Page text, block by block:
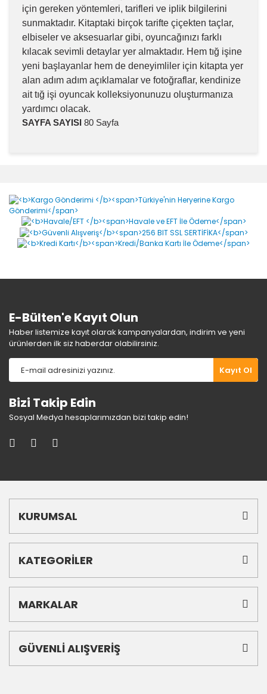
için gereken yöntemleri, tarifleri ve iplik bilgilerini
sunmaktadır. Kitaptaki birçok tarifte çiçekten taçlar,
elbiseler ve aksesuarlar gibi, oyuncağınızı farklı
kılacak sevimli detaylar yer almaktadır. Hem tığ işine
yeni başlayanlar hem de deneyimliler için kitapta yer
alan adım adım açıklamalar ve fotoğraflar, kendinize
ait tığ işi oyuncak kolleksiyonunuzu oluşturmanıza
yardımcı olacak.
SAYFA SAYISI 80 Sayfa
Yorum Yaz
Ürün resmi kalitesiz, bozuk veya görüntülenemiyor.
Ürün açıklamasında eksik bilgiler bulunuyor.
Ürün bilgilerinde hatalar bulunuyor.
E-Bülten'e Kayıt Olun
Haber listemize kayıt olarak kampanyalardan, indirim ve yeni
ürünlerden ilk siz haberdar olabilirsiniz.
Kayıt Ol
Bizi Takip Edin
Sosyal Medya hesaplarımızdan bizi takip edin!
KURUMSAL
KATEGORİLER
MARKALAR
GÜVENLİ ALIŞVERİŞ